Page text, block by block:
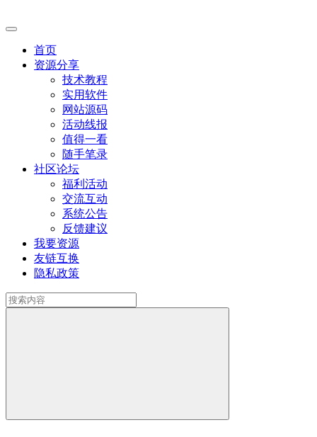
首页
资源分享
技术教程
实用软件
网站源码
活动线报
值得一看
随手笔录
社区论坛
福利活动
交流互动
系统公告
反馈建议
我要资源
友链互换
隐私政策